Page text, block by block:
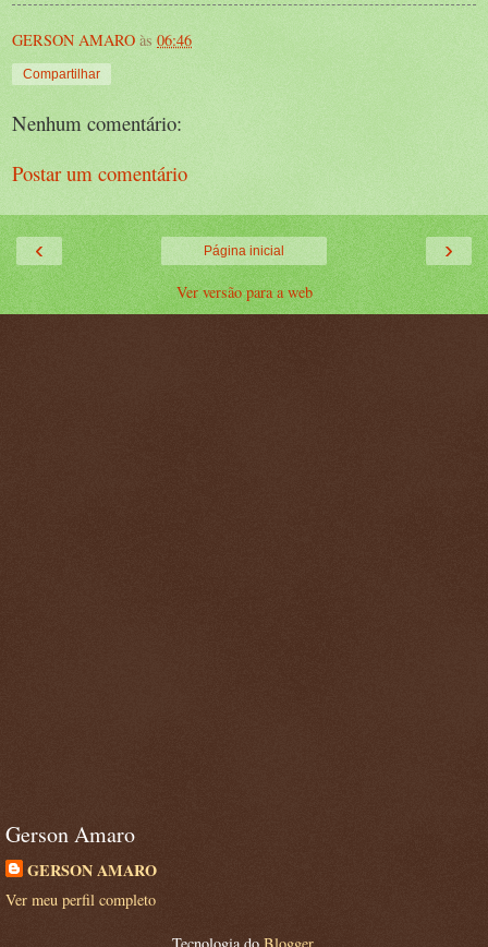
GERSON AMARO às 06:46
Compartilhar
Nenhum comentário:
Postar um comentário
‹ ›
Página inicial
Ver versão para a web
Gerson Amaro
GERSON AMARO
Ver meu perfil completo